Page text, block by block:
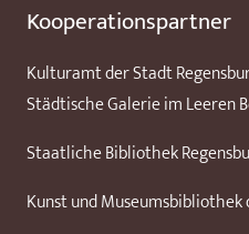
Kooperationspartner
Kulturamt der Stadt
Städtische Galerie im Leeren
Staatliche Bibliothek
Kunst und